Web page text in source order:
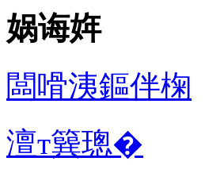
娲诲姩
闆嗗洟鏂伴椈
澶т簨璁�